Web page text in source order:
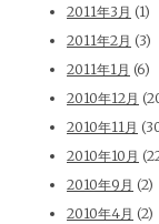
2011年3月 (1)
2011年2月 (3)
2011年1月 (6)
2010年12月
2010年11月
2010年10月
2010年9月 (2)
2010年4月 (2)